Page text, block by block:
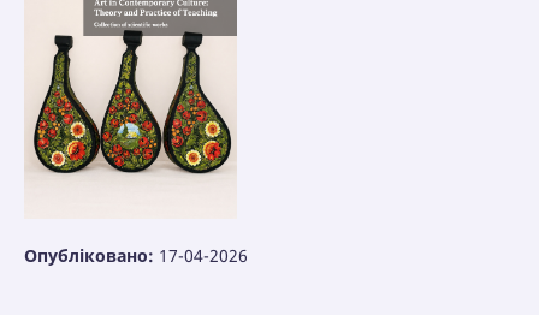
Опубліковано: 17-04-2026